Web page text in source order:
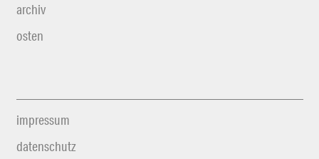
archiv
osten
impressum
datenschutz